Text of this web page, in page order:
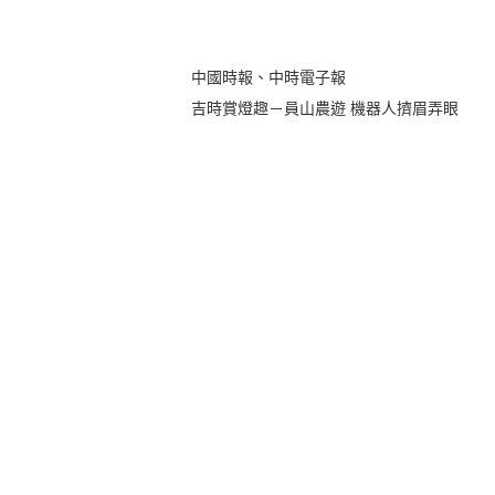
中國時報、中時電子報
吉時賞燈趣－員山農遊 機器人擠眉弄眼